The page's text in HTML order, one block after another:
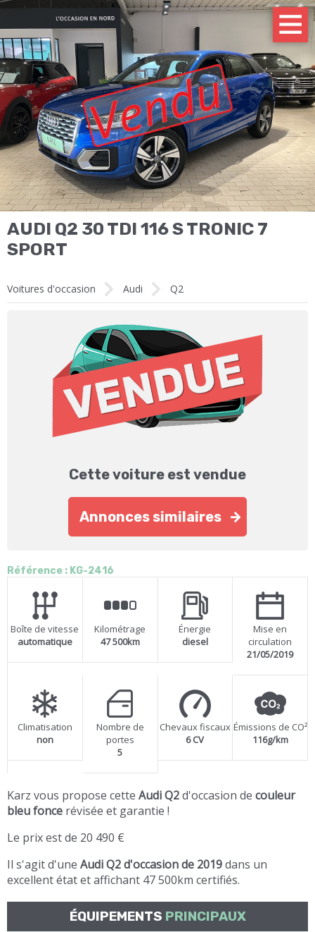
AUDI Q2 30 TDI 116 S TRONIC 7
SPORT
Voitures d'occasion Audi Q2
Cette voiture est vendue
Annonces similaires
Référence : KG-2416
Boîte de vitesse
automatique
Kilométrage
47 500km
Énergie
diesel
Mise en
circulation
21/05/2019
Climatisation
non
Nombre de
portes
5
Chevaux fiscaux
6 CV
Émissions de CO²
116g/km
Karz vous propose cette Audi Q2d'occasion de couleur
bleu fonce révisée et garantie !
Le prix est de 20 490 €
Il s'agit d'une Audi Q2 d'occasion de 2019dans un
excellent état et affichant 47 500km certifiés.
ÉQUIPEMENTS PRINCIPAUX